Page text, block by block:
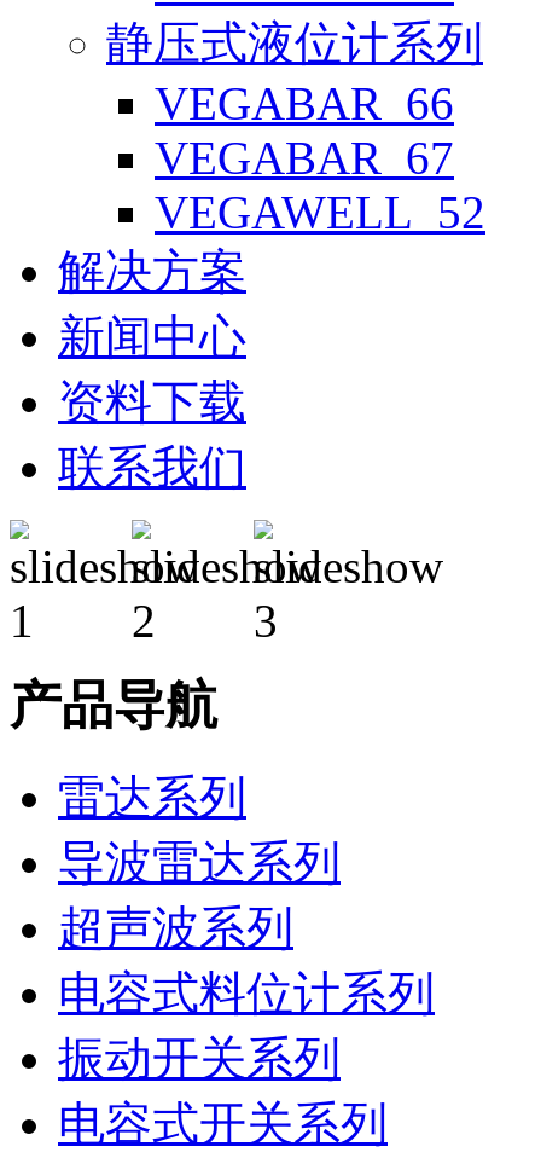
静压式液位计系列
VEGABAR_66
VEGABAR_67
VEGAWELL_52
解决方案
新闻中心
资料下载
联系我们
产品导航
雷达系列
导波雷达系列
超声波系列
电容式料位计系列
振动开关系列
电容式开关系列